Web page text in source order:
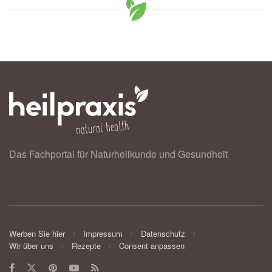
Das Fachportal für Naturheilkunde und Gesundheit
Werben Sie hier Impressum
Datenschutz
Wir über uns
Rezepte Consent anpassen